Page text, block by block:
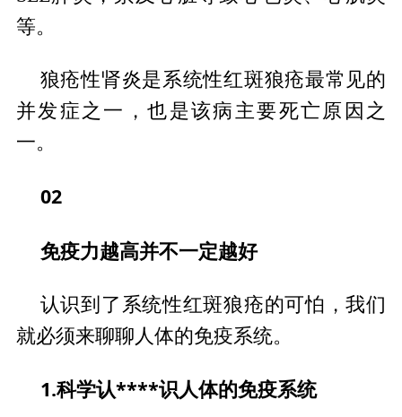
等。
狼疮性肾炎是系统性红斑狼疮最常见的
并发症之一，也是该病主要死亡原因之
一。
02
免疫力越高并不一定越好
认识到了系统性红斑狼疮的可怕，我们
就必须来聊聊人体的免疫系统。
1.科学认****识人体的免疫系统